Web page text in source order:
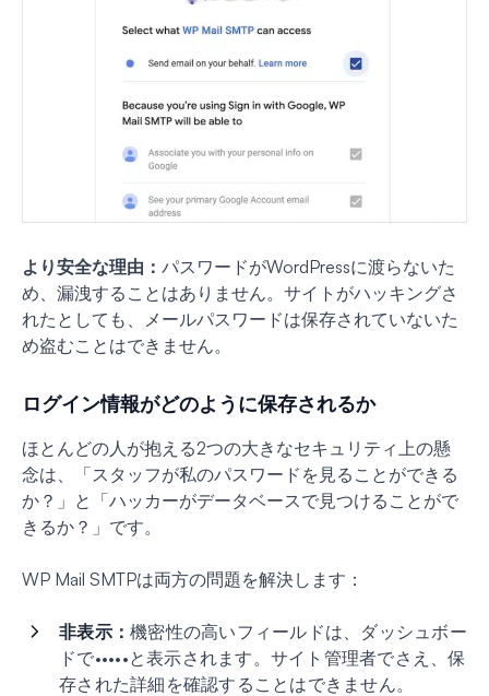
より安全な理由： パスワードがWordPressに渡らないた
め、漏洩することはありません。サイトがハッキングさ
れたとしても、メールパスワードは保存されていないた
め盗むことはできません。
ログイン情報がどのように保存されるか
ほとんどの人が抱える2つの大きなセキュリティ上の懸
念は、「スタッフが私のパスワードを見ることができる
か？」と「ハッカーがデータベースで見つけることがで
きるか？」です。
WP Mail SMTPは両方の問題を解決します：
非表示： 機密性の高いフィールドは、ダッシュボー
ドで•••••と表示されます。サイト管理者でさえ、保
存された詳細を確認することはできません。